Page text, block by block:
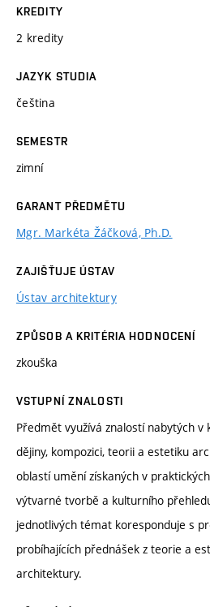
KREDITY
2 kredity
JAZYK STUDIA
čeština
SEMESTR
zimní
GARANT PŘEDMĚTU
Mgr. Markéta Žáčková, Ph.D.
ZAJIŠŤUJE ÚSTAV
Ústav architektury
ZPŮSOB A KRITÉRIA HODNOCENÍ
zkouška
VSTUPNÍ ZNALOSTI
Předmět využívá znalostí nabytých v
dějiny, kompozici, teorii a estetiku
oblastí umění získaných v
výtvarné tvorbě a kulturního
jednotlivých témat koresponduje s
probíhajících přednášek z teorie a
architektury.